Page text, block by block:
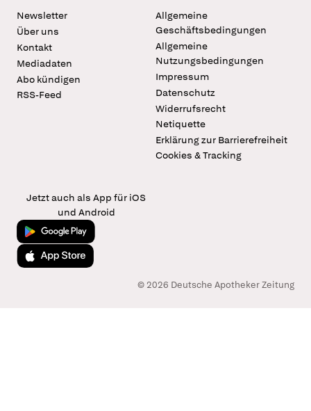
Newsletter
Über uns
Kontakt
Mediadaten
Abo kündigen
RSS-Feed
Allgemeine
Geschäftsbedingungen
Allgemeine
Nutzungsbedingungen
Impressum
Datenschutz
Widerrufsrecht
Netiquette
Erklärung zur Barrierefreiheit
Cookies & Tracking
Jetzt auch als App für iOS
und Android
Jetzt bei Google Play
Laden im App Store
© 2026 Deutsche Apotheker Zeitung